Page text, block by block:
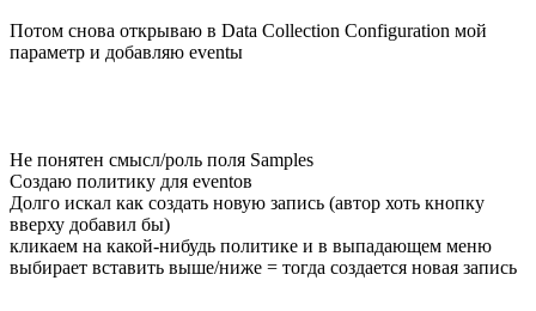
Потом снова открываю в Data Collection Configuration мой
параметр и добавляю eventы
Не понятен смысл/роль поля Samples
Создаю политику для eventов
Долго искал как создать новую запись (автор хоть кнопку
вверху добавил бы)
кликаем на какой-нибудь политике и в выпадающем меню
выбирает вставить выше/ниже = тогда создается новая запись